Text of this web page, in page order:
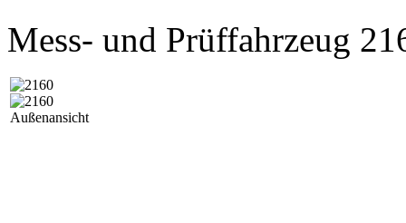
Mess- und Prüffahrzeug
Außenansicht